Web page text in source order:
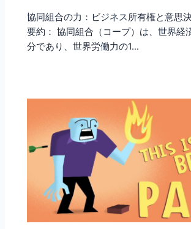
協同組合の力：ビジネス所有権と意思
要約： 協同組合（コープ）は、世界経
分であり、世界労働力の1…